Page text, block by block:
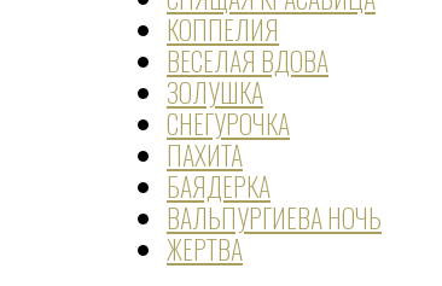
КОППЕЛИЯ
ВЕСЕЛАЯ ВДОВА
ЗОЛУШКА
СНЕГУРОЧКА
ПАХИТА
БАЯДЕРКА
ВАЛЬПУРГИЕВА НОЧЬ
ЖЕРТВА